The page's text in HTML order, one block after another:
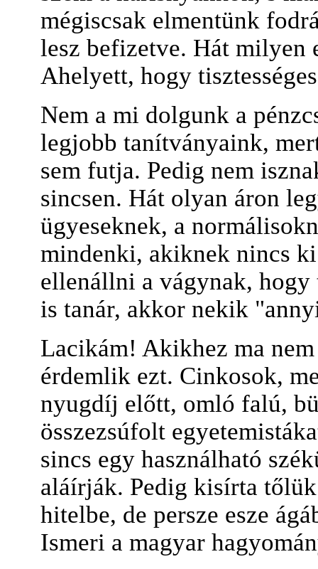
mégiscsak elmentünk
lesz befizetve. Hát milyen
Ahelyett, hogy
Nem a mi dolgunk a
legjobb tanítványaink,
sem futja. Pedig nem
sincsen. Hát olyan áron
ügyeseknek, a
mindenki, akiknek nincs
ellenállni a vágynak, hogy
is tanár, akkor nekik
Lacikám! Akikhez ma
érdemlik ezt. Cinkosok,
nyugdíj előtt, omló falú,
összezsúfolt
sincs egy használható
aláírják. Pedig kisírta
hitelbe, de persze esze
Ismeri a magyar